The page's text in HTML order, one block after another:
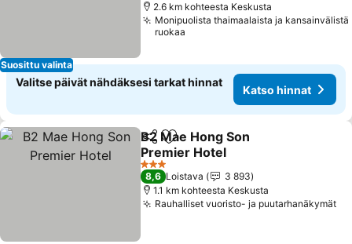
Suosittu valinta
2.6 km kohteesta Keskusta
Monipuolista thaimaalaista ja kansainvälistä
ruokaa
Valitse päivät nähdäksesi tarkat hinnat
Katso hinnat
Jaa Lisää suosikkeihin
B2 Mae Hong Son
Premier Hotel
3 Tähtiluokitus
8,6 Loistava
3 893
1.1 km kohteesta Keskusta
Rauhalliset vuoristo- ja puutarhanäkymät